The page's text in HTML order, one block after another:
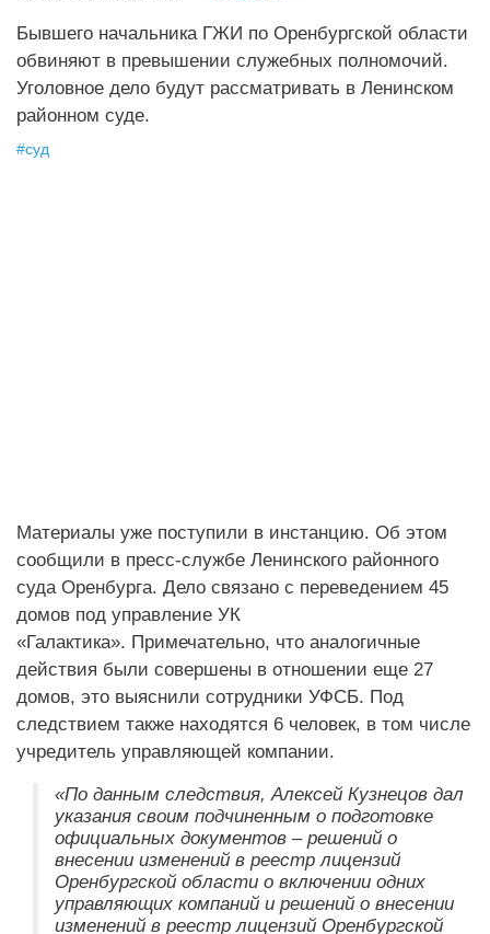
Бывшего начальника ГЖИ по Оренбургской области
обвиняют в превышении служебных полномочий.
Уголовное дело будут рассматривать в Ленинском
районном суде.
#суд
Материалы уже поступили в инстанцию. Об этом
сообщили в пресс-службе Ленинского районного
суда Оренбурга. Дело связано с переведением 45
домов под управление УК
«Галактика». Примечательно, что аналогичные
действия были совершены в отношении еще 27
домов, это выяснили сотрудники УФСБ. Под
следствием также находятся 6 человек, в том числе
учредитель управляющей компании.
«По данным следствия, Алексей Кузнецов дал
указания своим подчиненным о подготовке
официальных документов – решений о
внесении изменений в реестр лицензий
Оренбургской области о включении одних
управляющих компаний и решений о внесении
изменений в реестр лицензий Оренбургской